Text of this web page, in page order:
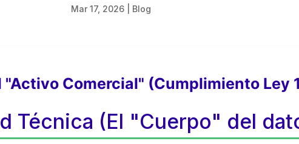
Mar 17, 2026 Blog
"Activo Comercial" (Cumplimiento Ley
Técnica (El "Cuerpo" del